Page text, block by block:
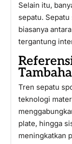
Selain itu,
sepatu.
biasanya
tergantung
Tren sepatu
teknologi
plate, hingga
meningkatkan